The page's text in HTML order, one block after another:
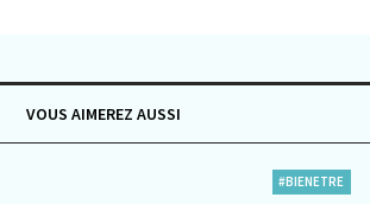
VOUS AIMEREZ AUSSI
#BIENETRE